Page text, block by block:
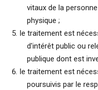
vitaux de la
physique ;
le traitement est
d'intérêt public ou
publique dont est
le traitement est
poursuivis par le